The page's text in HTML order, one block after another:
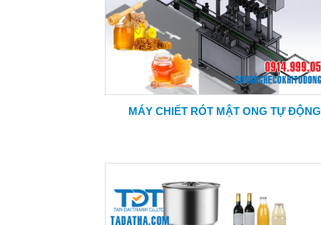
MÁY CHIẾT RÓT MẬT ONG TỰ ĐỘNG